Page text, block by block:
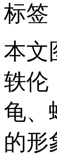
标签
本文
轶伦
龟、
的形